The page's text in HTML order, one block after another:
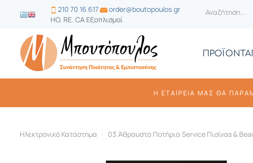
210 70 16 617
order@boutopoulos.gr
HO. RE. CA Εξοπλισμοί
ΠΡΟΪΟΝΤΑ
Η ΕΤΑΙΡΕΊΑ ΜΑΣ ΘΑ
Ηλεκτρονικό Κατάστημα 03.Άθραυστα Ποτήρια Service Πισίναs &